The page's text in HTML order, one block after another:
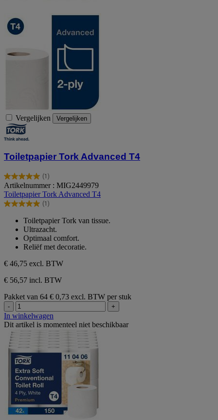
Vergelijken Vergelijken
Toiletpapier Tork Advanced T4
(1)
5.0
van
de
5
beoordeling
Artikelnummer : MIG2449979
Toiletpapier Tork Advanced T4
(1)
5.0
sterren.
beoordeling
Toiletpapier Tork van tissue.
Ultrazacht.
Optimaal comfort.
Reliëf met decoratie.
€ 46,75 excl. BTW
€ 56,57 incl. BTW
Pakket van 64 € 0,73 excl. BTW per stuk
- +
In winkelwagen
Dit artikel is momenteel niet beschikbaar